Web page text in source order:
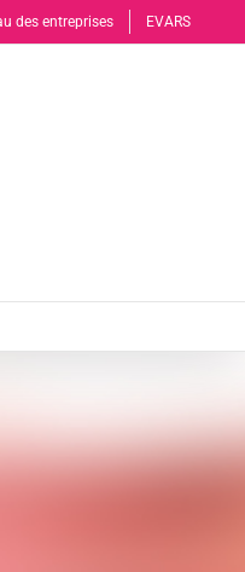
des entreprises EVARS